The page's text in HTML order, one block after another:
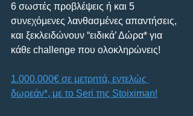
6 σωστές προβλέψεις ή και 5
συνεχόμενες λανθασμένες απαντήσεις,
και ξεκλειδώνουν “ειδικά’ Δώρα* για
κάθε challenge που ολοκληρώνεις!
1.000.000€ σε μετρητά, εντελώς
δωρεάν*, με το Seri της Stoiximan!